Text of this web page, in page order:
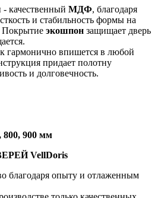
качественный МДФ, благодаря
и стабильность формы на
Покрытие экошпон защищает дверь
гармонично впишется в любой
придает полотну
и долговечность.
800, 900 мм
VellDoris
благодаря опыту и отлаженным